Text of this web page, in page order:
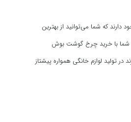
که شما می‌توانید از بهترین
شما با خرید چرخ گوشت بوش
تولید لوازم خانگی همواره پیشتاز